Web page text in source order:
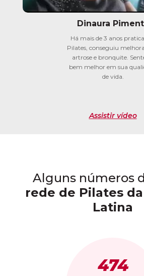
Dinaura
Há mais de 3 anos
Pilates, conseguiu
artrose e bronquite.
bem melhor em sua
de vida.
Assistir vídeo
Alguns números
rede de Pilates
Latina
474